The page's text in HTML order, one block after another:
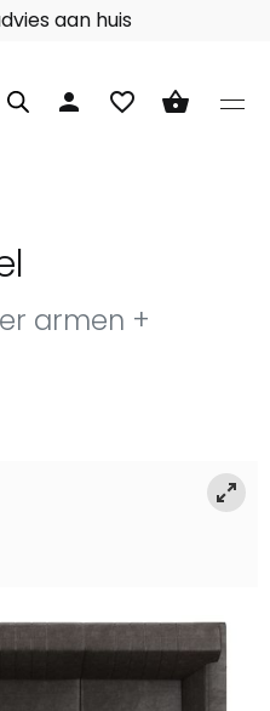
aan huis
person favorite_border shopping_basket
armen +